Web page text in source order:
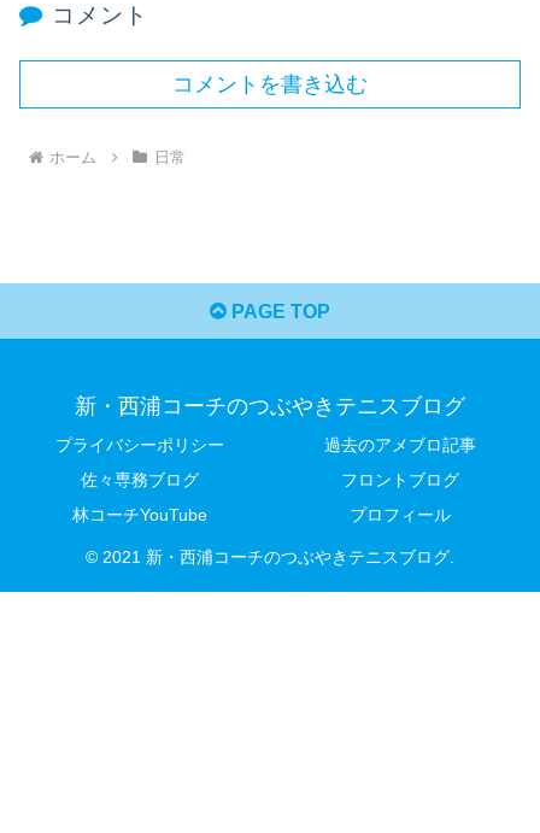
コメント
コメントを書き込む
ホーム 日常
PAGE TOP
新・西浦コーチのつぶやきテニスブログ
プライバシーポリシー
過去のアメブロ記事
佐々専務ブログ
フロントブログ
林コーチYouTube
プロフィール
© 2021 新・西浦コーチのつぶやきテニスブログ.